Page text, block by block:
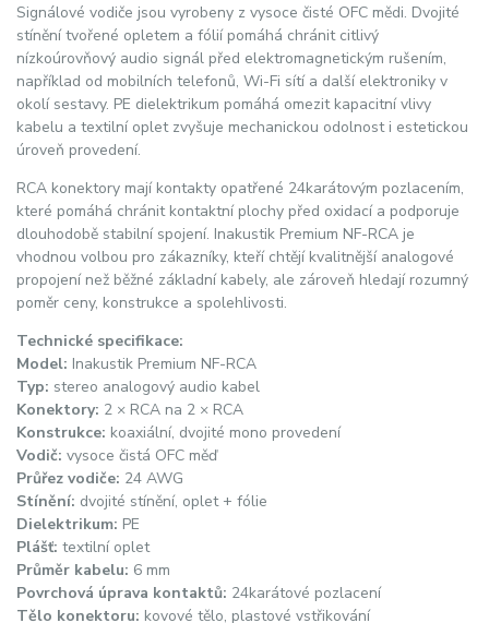
Signálové vodiče jsou vyrobeny z vysoce čisté OFC mědi. Dvojité
stínění tvořené opletem a fólií pomáhá chránit citlivý
nízkoúrovňový audio signál před elektromagnetickým rušením,
například od mobilních telefonů, Wi-Fi sítí a další elektroniky v
okolí sestavy. PE dielektrikum pomáhá omezit kapacitní vlivy
kabelu a textilní oplet zvyšuje mechanickou odolnost i estetickou
úroveň provedení.
RCA konektory mají kontakty opatřené 24karátovým pozlacením,
které pomáhá chránit kontaktní plochy před oxidací a podporuje
dlouhodobě stabilní spojení. Inakustik Premium NF-RCA je
vhodnou volbou pro zákazníky, kteří chtějí kvalitnější analogové
propojení než běžné základní kabely, ale zároveň hledají rozumný
poměr ceny, konstrukce a spolehlivosti.
Technické specifikace:
Model: Inakustik Premium NF-RCA
Typ: stereo analogový audio kabel
Konektory: 2 × RCA na 2 × RCA
Konstrukce: koaxiální, dvojité mono provedení
Vodič: vysoce čistá OFC měď
Průřez vodiče: 24 AWG
Stínění: dvojité stínění, oplet + fólie
Dielektrikum: PE
Plášť: textilní oplet
Průměr kabelu: 6 mm
Povrchová úprava kontaktů: 24karátové pozlacení
Tělo konektoru: kovové tělo, plastové vstřikování